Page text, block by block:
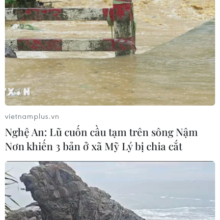
Số ca mắc sởi tại Mỹ lập đỉnh 30 năm
do tỷ lệ tiêm chủng giảm
24/07/2026 23:59
Mỹ điều tra một đợt bùng phát bệnh
tả do ký sinh trùng cyclospora
24/07/2026 05:44
Mỹ thu hồi gần 1,6 triệu quả trứng do
nguy cơ nhiễm khuẩn Salmonella
24/07/2026 05:34
vietnamplus.vn
Nghệ An: Lũ cuốn cầu tạm trên sông Nậm
Nơn khiến 3 bản ở xã Mỹ Lý bị chia cắt